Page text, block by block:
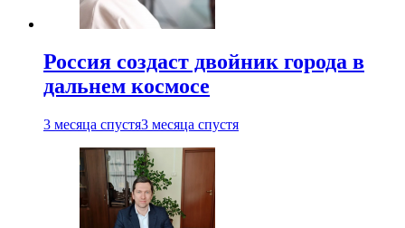
Россия создаст двойник города в
дальнем космосе
3 месяца спустя3 месяца спустя